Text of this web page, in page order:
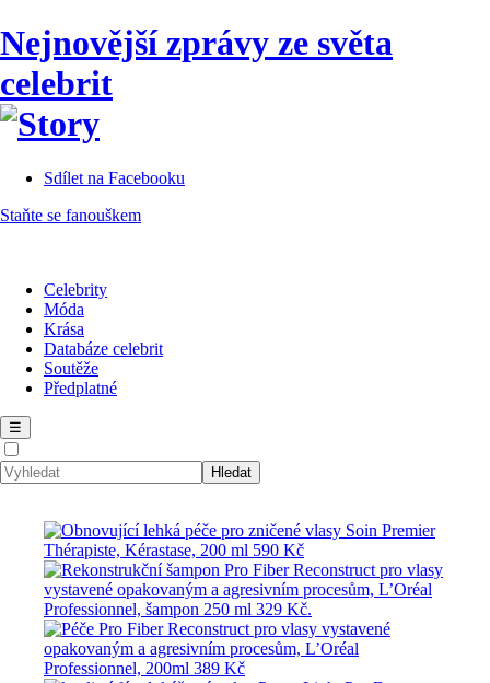
Nejnovější zprávy ze světa
celebrit
Sdílet na Facebooku
Staňte se fanouškem
Celebrity
Móda
Krása
Databáze celebrit
Soutěže
Předplatné
☰